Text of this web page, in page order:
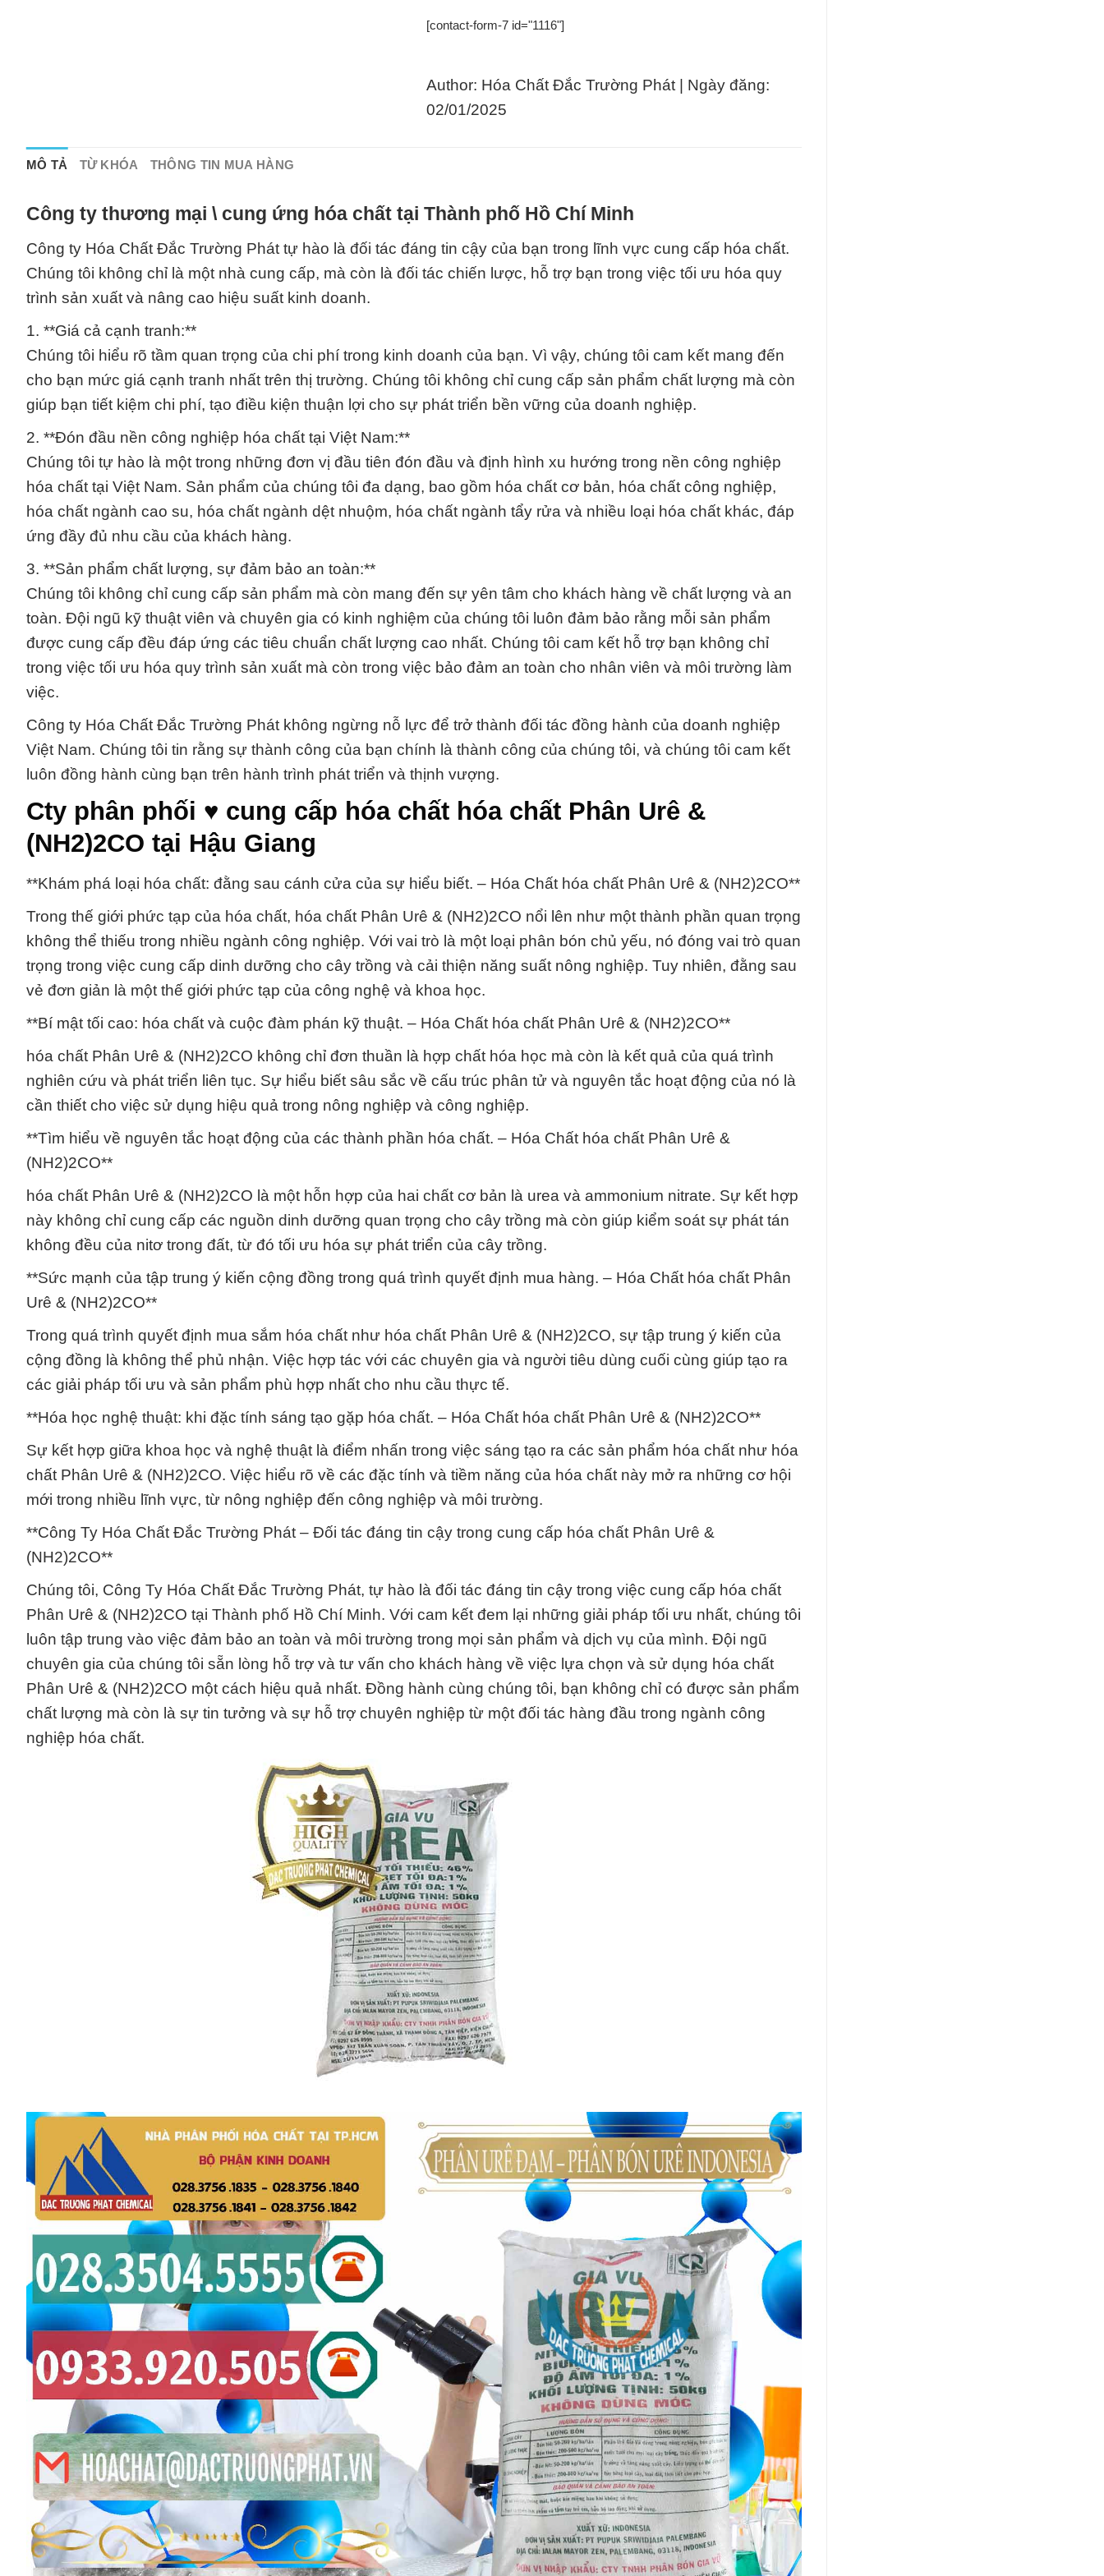
[contact-form-7 id="1116"]
Author: Hóa Chất Đắc Trường Phát | Ngày đăng:
02/01/2025
MÔ TẢ TỪ KHÓA THÔNG TIN MUA HÀNG
Công ty thương mại \ cung ứng hóa chất tại Thành phố Hồ Chí Minh
Công ty Hóa Chất Đắc Trường Phát tự hào là đối tác đáng tin cậy của bạn trong lĩnh vực cung cấp hóa chất.
Chúng tôi không chỉ là một nhà cung cấp, mà còn là đối tác chiến lược, hỗ trợ bạn trong việc tối ưu hóa quy
trình sản xuất và nâng cao hiệu suất kinh doanh.
1. **Giá cả cạnh tranh:**
Chúng tôi hiểu rõ tầm quan trọng của chi phí trong kinh doanh của bạn. Vì vậy, chúng tôi cam kết mang đến
cho bạn mức giá cạnh tranh nhất trên thị trường. Chúng tôi không chỉ cung cấp sản phẩm chất lượng mà còn
giúp bạn tiết kiệm chi phí, tạo điều kiện thuận lợi cho sự phát triển bền vững của doanh nghiệp.
2. **Đón đầu nền công nghiệp hóa chất tại Việt Nam:**
Chúng tôi tự hào là một trong những đơn vị đầu tiên đón đầu và định hình xu hướng trong nền công nghiệp
hóa chất tại Việt Nam. Sản phẩm của chúng tôi đa dạng, bao gồm hóa chất cơ bản, hóa chất công nghiệp,
hóa chất ngành cao su, hóa chất ngành dệt nhuộm, hóa chất ngành tẩy rửa và nhiều loại hóa chất khác, đáp
ứng đầy đủ nhu cầu của khách hàng.
3. **Sản phẩm chất lượng, sự đảm bảo an toàn:**
Chúng tôi không chỉ cung cấp sản phẩm mà còn mang đến sự yên tâm cho khách hàng về chất lượng và an
toàn. Đội ngũ kỹ thuật viên và chuyên gia có kinh nghiệm của chúng tôi luôn đảm bảo rằng mỗi sản phẩm
được cung cấp đều đáp ứng các tiêu chuẩn chất lượng cao nhất. Chúng tôi cam kết hỗ trợ bạn không chỉ
trong việc tối ưu hóa quy trình sản xuất mà còn trong việc bảo đảm an toàn cho nhân viên và môi trường làm
việc.
Công ty Hóa Chất Đắc Trường Phát không ngừng nỗ lực để trở thành đối tác đồng hành của doanh nghiệp
Việt Nam. Chúng tôi tin rằng sự thành công của bạn chính là thành công của chúng tôi, và chúng tôi cam kết
luôn đồng hành cùng bạn trên hành trình phát triển và thịnh vượng.
Cty phân phối ♥ cung cấp hóa chất hóa chất Phân Urê &
(NH2)2CO tại Hậu Giang
**Khám phá loại hóa chất: đằng sau cánh cửa của sự hiểu biết. – Hóa Chất hóa chất Phân Urê & (NH2)2CO**
Trong thế giới phức tạp của hóa chất, hóa chất Phân Urê & (NH2)2CO nổi lên như một thành phần quan trọng
không thể thiếu trong nhiều ngành công nghiệp. Với vai trò là một loại phân bón chủ yếu, nó đóng vai trò quan
trọng trong việc cung cấp dinh dưỡng cho cây trồng và cải thiện năng suất nông nghiệp. Tuy nhiên, đằng sau
vẻ đơn giản là một thế giới phức tạp của công nghệ và khoa học.
**Bí mật tối cao: hóa chất và cuộc đàm phán kỹ thuật. – Hóa Chất hóa chất Phân Urê & (NH2)2CO**
hóa chất Phân Urê & (NH2)2CO không chỉ đơn thuần là hợp chất hóa học mà còn là kết quả của quá trình
nghiên cứu và phát triển liên tục. Sự hiểu biết sâu sắc về cấu trúc phân tử và nguyên tắc hoạt động của nó là
cần thiết cho việc sử dụng hiệu quả trong nông nghiệp và công nghiệp.
**Tìm hiểu về nguyên tắc hoạt động của các thành phần hóa chất. – Hóa Chất hóa chất Phân Urê &
(NH2)2CO**
hóa chất Phân Urê & (NH2)2CO là một hỗn hợp của hai chất cơ bản là urea và ammonium nitrate. Sự kết hợp
này không chỉ cung cấp các nguồn dinh dưỡng quan trọng cho cây trồng mà còn giúp kiểm soát sự phát tán
không đều của nitơ trong đất, từ đó tối ưu hóa sự phát triển của cây trồng.
**Sức mạnh của tập trung ý kiến cộng đồng trong quá trình quyết định mua hàng. – Hóa Chất hóa chất Phân
Urê & (NH2)2CO**
Trong quá trình quyết định mua sắm hóa chất như hóa chất Phân Urê & (NH2)2CO, sự tập trung ý kiến của
cộng đồng là không thể phủ nhận. Việc hợp tác với các chuyên gia và người tiêu dùng cuối cùng giúp tạo ra
các giải pháp tối ưu và sản phẩm phù hợp nhất cho nhu cầu thực tế.
**Hóa học nghệ thuật: khi đặc tính sáng tạo gặp hóa chất. – Hóa Chất hóa chất Phân Urê & (NH2)2CO**
Sự kết hợp giữa khoa học và nghệ thuật là điểm nhấn trong việc sáng tạo ra các sản phẩm hóa chất như hóa
chất Phân Urê & (NH2)2CO. Việc hiểu rõ về các đặc tính và tiềm năng của hóa chất này mở ra những cơ hội
mới trong nhiều lĩnh vực, từ nông nghiệp đến công nghiệp và môi trường.
**Công Ty Hóa Chất Đắc Trường Phát – Đối tác đáng tin cậy trong cung cấp hóa chất Phân Urê &
(NH2)2CO**
Chúng tôi, Công Ty Hóa Chất Đắc Trường Phát, tự hào là đối tác đáng tin cậy trong việc cung cấp hóa chất
Phân Urê & (NH2)2CO tại Thành phố Hồ Chí Minh. Với cam kết đem lại những giải pháp tối ưu nhất, chúng tôi
luôn tập trung vào việc đảm bảo an toàn và môi trường trong mọi sản phẩm và dịch vụ của mình. Đội ngũ
chuyên gia của chúng tôi sẵn lòng hỗ trợ và tư vấn cho khách hàng về việc lựa chọn và sử dụng hóa chất
Phân Urê & (NH2)2CO một cách hiệu quả nhất. Đồng hành cùng chúng tôi, bạn không chỉ có được sản phẩm
chất lượng mà còn là sự tin tưởng và sự hỗ trợ chuyên nghiệp từ một đối tác hàng đầu trong ngành công
nghiệp hóa chất.